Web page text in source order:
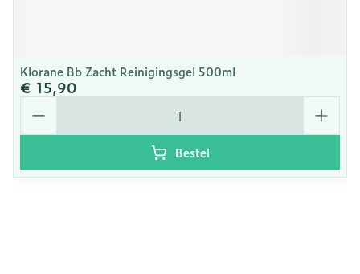
Klorane Bb Zacht Reinigingsgel 500ml
€ 15,90
Aantal
Bestel